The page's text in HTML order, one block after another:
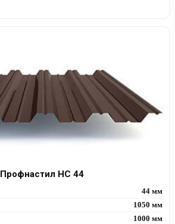
Профнастил НС 44
44 мм
1050 мм
1000 мм